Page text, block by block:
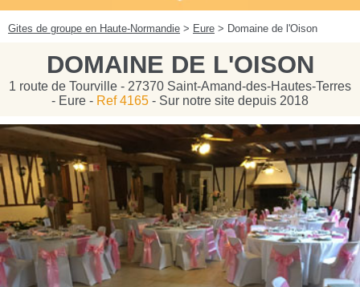
Gites de groupe en Haute-Normandie > Eure > Domaine de l'Oison
DOMAINE DE L'OISON
1 route de Tourville - 27370 Saint-Amand-des-Hautes-Terres
- Eure - Ref 4165 - Sur notre site depuis 2018